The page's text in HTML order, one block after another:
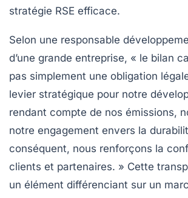
stratégie RSE efficace.
Selon une responsable
d’une grande entreprise, « le bilan
pas simplement une obligation
levier stratégique pour notre
rendant compte de nos émissions,
notre engagement envers la
conséquent, nous renforçons la
clients et partenaires. » Cette
un élément différenciant sur un